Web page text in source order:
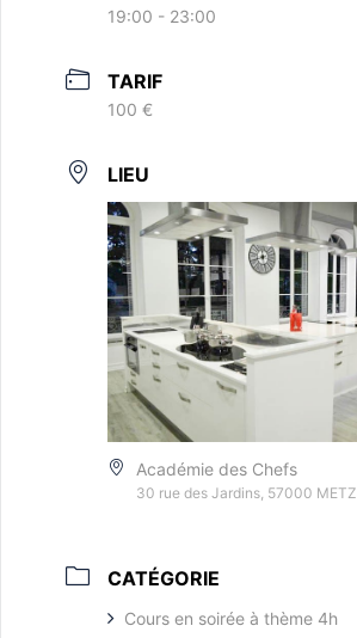
19:00 - 23:00
TARIF
100 €
LIEU
Académie des Chefs
30 rue des Jardins, 57000 METZ
CATÉGORIE
Cours en soirée à thème 4h